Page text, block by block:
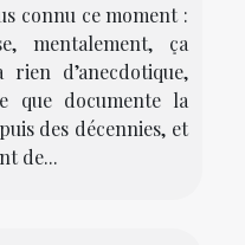
connu ce moment :
mentalement, ça
rien d’anecdotique,
documente la
des décennies, et
de...